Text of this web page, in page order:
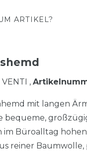
ARTIKEL?
VENTI ,
mit langen
bequeme,
im Büroalltag
reiner